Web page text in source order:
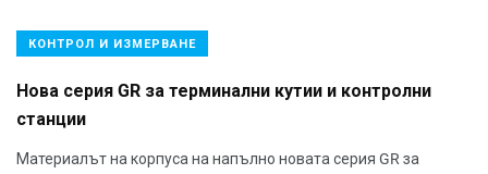
КОНТРОЛ И ИЗМЕРВАНЕ
Нова серия GR за терминални кутии и контролни
станции
Материалът на корпуса на напълно новата серия GR за